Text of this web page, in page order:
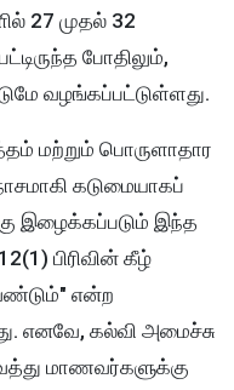
27 முதல் 32
போதிலும்,
வழங்கப்பட்டுள்ளது.
மற்றும் பொருளாதார
கடுமையாகப்
இழைக்கப்படும் இந்த
பிரிவின் கீழ்
என்ற
எனவே, கல்வி அமைச்சு
மாணவர்களுக்கு